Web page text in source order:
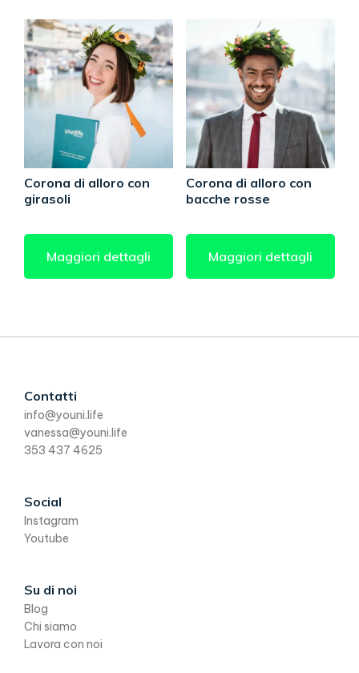
Corona di alloro con
girasoli
Maggiori dettagli
Corona di alloro con
bacche rosse
Maggiori dettagli
Footer
Contatti
info@youni.life
vanessa@youni.life
353 437 4625
Social
Instagram
Youtube
Su di noi
Blog
Chi siamo
Lavora con noi